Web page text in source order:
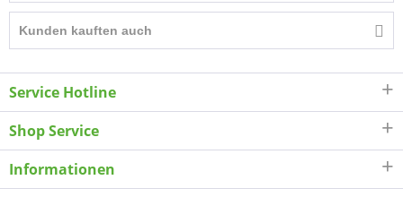
Kunden kauften auch
Service Hotline
Shop Service
Informationen